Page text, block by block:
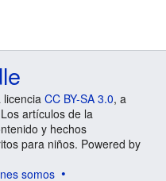
licencia CC BY-SA 3.0, a
artículos de la
y hechos
para niños. Powered by
somos